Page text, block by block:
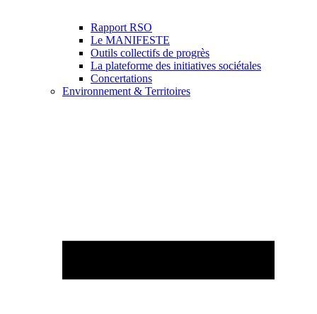
Rapport RSO
Le MANIFESTE
Outils collectifs de progrès
La plateforme des initiatives sociétales
Concertations
Environnement & Territoires